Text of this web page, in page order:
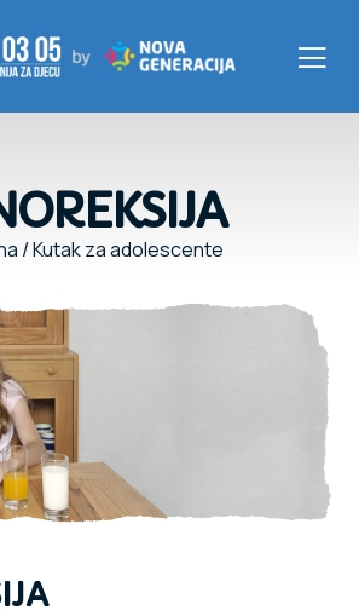
/Kutak za adolescente